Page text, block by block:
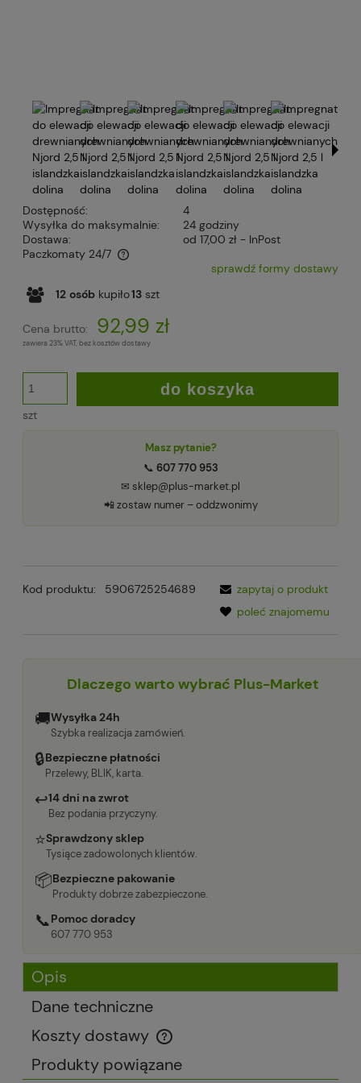
Dostępność:
4
Wysyłka do maksymalnie:
24 godziny
Dostawa:
od 17,00 zł - InPost
Paczkomaty 24/7
Cena nie zawiera ewentualnych kosztów płatnościsprawdź formy dostawy
12 osób kupiło13 szt
Cena brutto: 92,99 zł
zawiera 23% VAT, bez kosztów dostawy
szt
do koszyka
Masz pytanie?
📞 607 770 953
✉ sklep@plus-market.pl
📲 zostaw numer – oddzwonimy
Kod produktu: 5906725254689
zapytaj o produkt
poleć znajomemu
Dlaczego warto wybrać Plus-Market
🚚Wysyłka 24h
Szybka realizacja zamówień.
🔒Bezpieczne płatności
Przelewy, BLIK, karta.
↩14 dni na zwrot
Bez podania przyczyny.
⭐Sprawdzony sklep
Tysiące zadowolonych klientów.
📦Bezpieczne pakowanie
Produkty dobrze zabezpieczone.
📞Pomoc doradcy
607 770 953
Opis
Dane techniczne
Koszty dostawy
Cena nie zawiera ewentualnych kosztów płatności
Produkty powiązane